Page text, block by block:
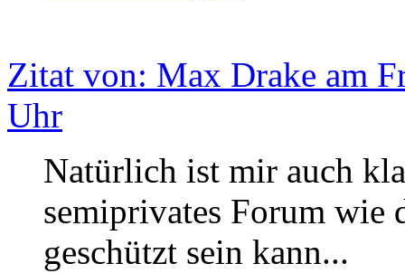
Zitat von: Max Drake am
Uhr
Natürlich ist mir auch
semiprivates Forum wie
geschützt sein kann...